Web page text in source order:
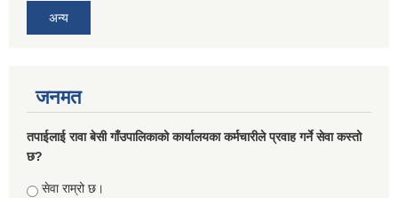
अन्य
जनमत
तपाईलाई रावा बेसी गाँउपालिकाको कार्यालयका कर्मचारीले प्रवाह गर्ने सेवा कस्तो
छ?
Choices
सेवा राम्रो छ।